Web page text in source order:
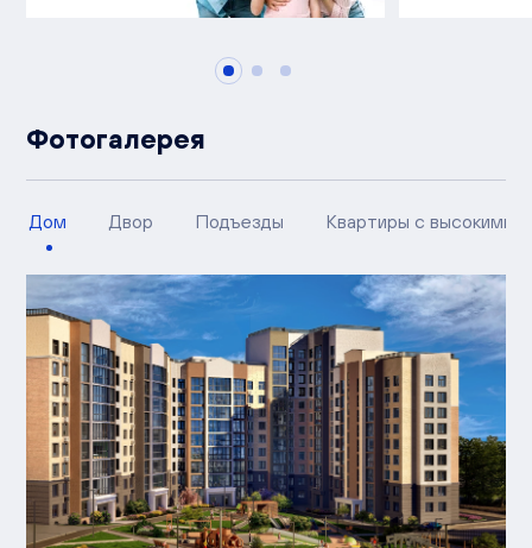
Фотогалерея
Дом Двор Подъезды Квартиры с высокими